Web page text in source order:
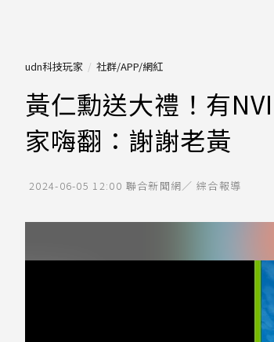
udn科技玩家 社群/APP/網紅
黃仁勳送大禮！有
家嗨翻：謝謝老黃
2024-06-05 12:00 聯合新聞網／ 綜合報導